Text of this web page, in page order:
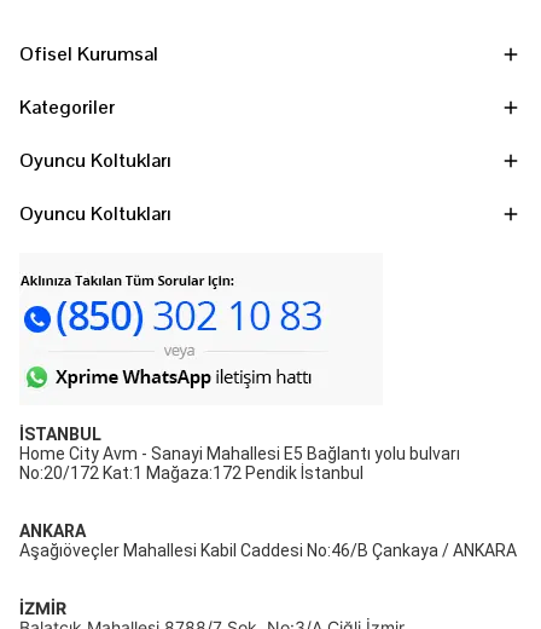
Ofisel Kurumsal
Kategoriler
Oyuncu Koltukları
Oyuncu Koltukları
İSTANBUL
Home City Avm - Sanayi Mahallesi E5 Bağlantı yolu bulvarı
No:20/172 Kat:1 Mağaza:172 Pendik İstanbul
ANKARA
Aşağıöveçler Mahallesi Kabil Caddesi No:46/B Çankaya / ANKARA
İZMİR